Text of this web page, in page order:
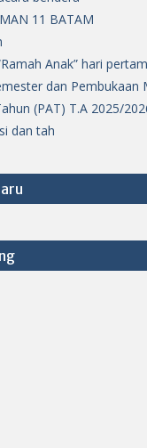
11 BATAM
Anak” hari
dan Pembukaan
(PAT) T.A 2025/
dan tah